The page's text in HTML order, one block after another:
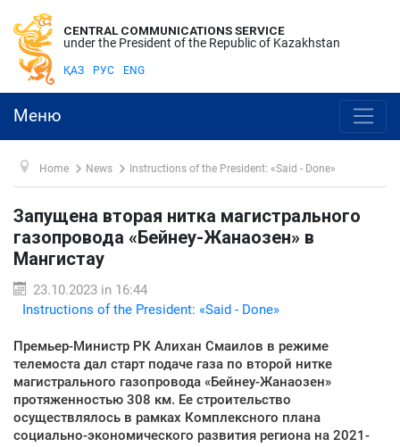
CENTRAL COMMUNICATIONS SERVICE
under the President of the Republic of Kazakhstan
ҚАЗ РУС ENG
Меню
Home News Instructions of the President: «Said - Done»
Запущена вторая нитка магистрального
газопровода «Бейнеу-Жанаозен» в
Мангистау
23.10.2023 in 16:44
Instructions of the President: «Said - Done»
Премьер-Министр РК Алихан Смаилов в режиме
телемоста дал старт подаче газа по второй нитке
магистрального газопровода «Бейнеу-Жанаозен»
протяженностью 308 км. Ее строительство
осуществлялось в рамках Комплексного плана
социально-экономического развития региона на 2021-